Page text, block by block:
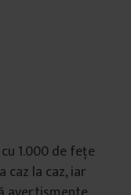
1.000 de fețe
la caz, iar